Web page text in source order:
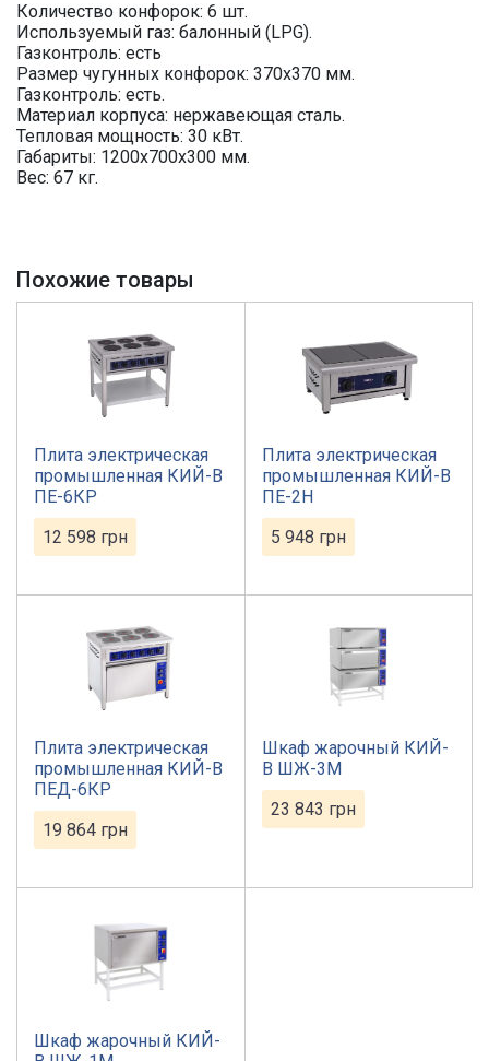
Количество конфорок: 6 шт.
Используемый газ: балонный (LPG).
Газконтроль: есть
Размер чугунных конфорок: 370х370 мм.
Газконтроль: есть.
Материал корпуса: нержавеющая сталь.
Тепловая мощность: 30 кВт.
Габариты: 1200х700х300 мм.
Вес: 67 кг.
Похожие товары
Плита электрическая
промышленная КИЙ-В
ПЕ-6КР
12 598 грн
Плита электрическая
промышленная КИЙ-В
ПЕ-2Н
5 948 грн
Плита электрическая
промышленная КИЙ-В
ПЕД-6КР
19 864 грн
Шкаф жарочный КИЙ-
В ШЖ-3М
23 843 грн
Шкаф жарочный КИЙ-